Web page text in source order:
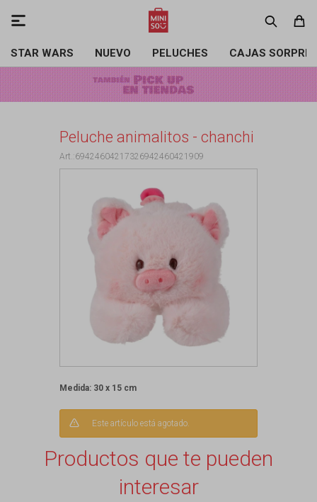
STAR WARS NUEVO PELUCHES CAJAS

Peluche animalitos - chanchi
69424604217326942460421909
Medida: 30 x 15 cm
Este artículo está agotado.
Productos que te pueden
interesar